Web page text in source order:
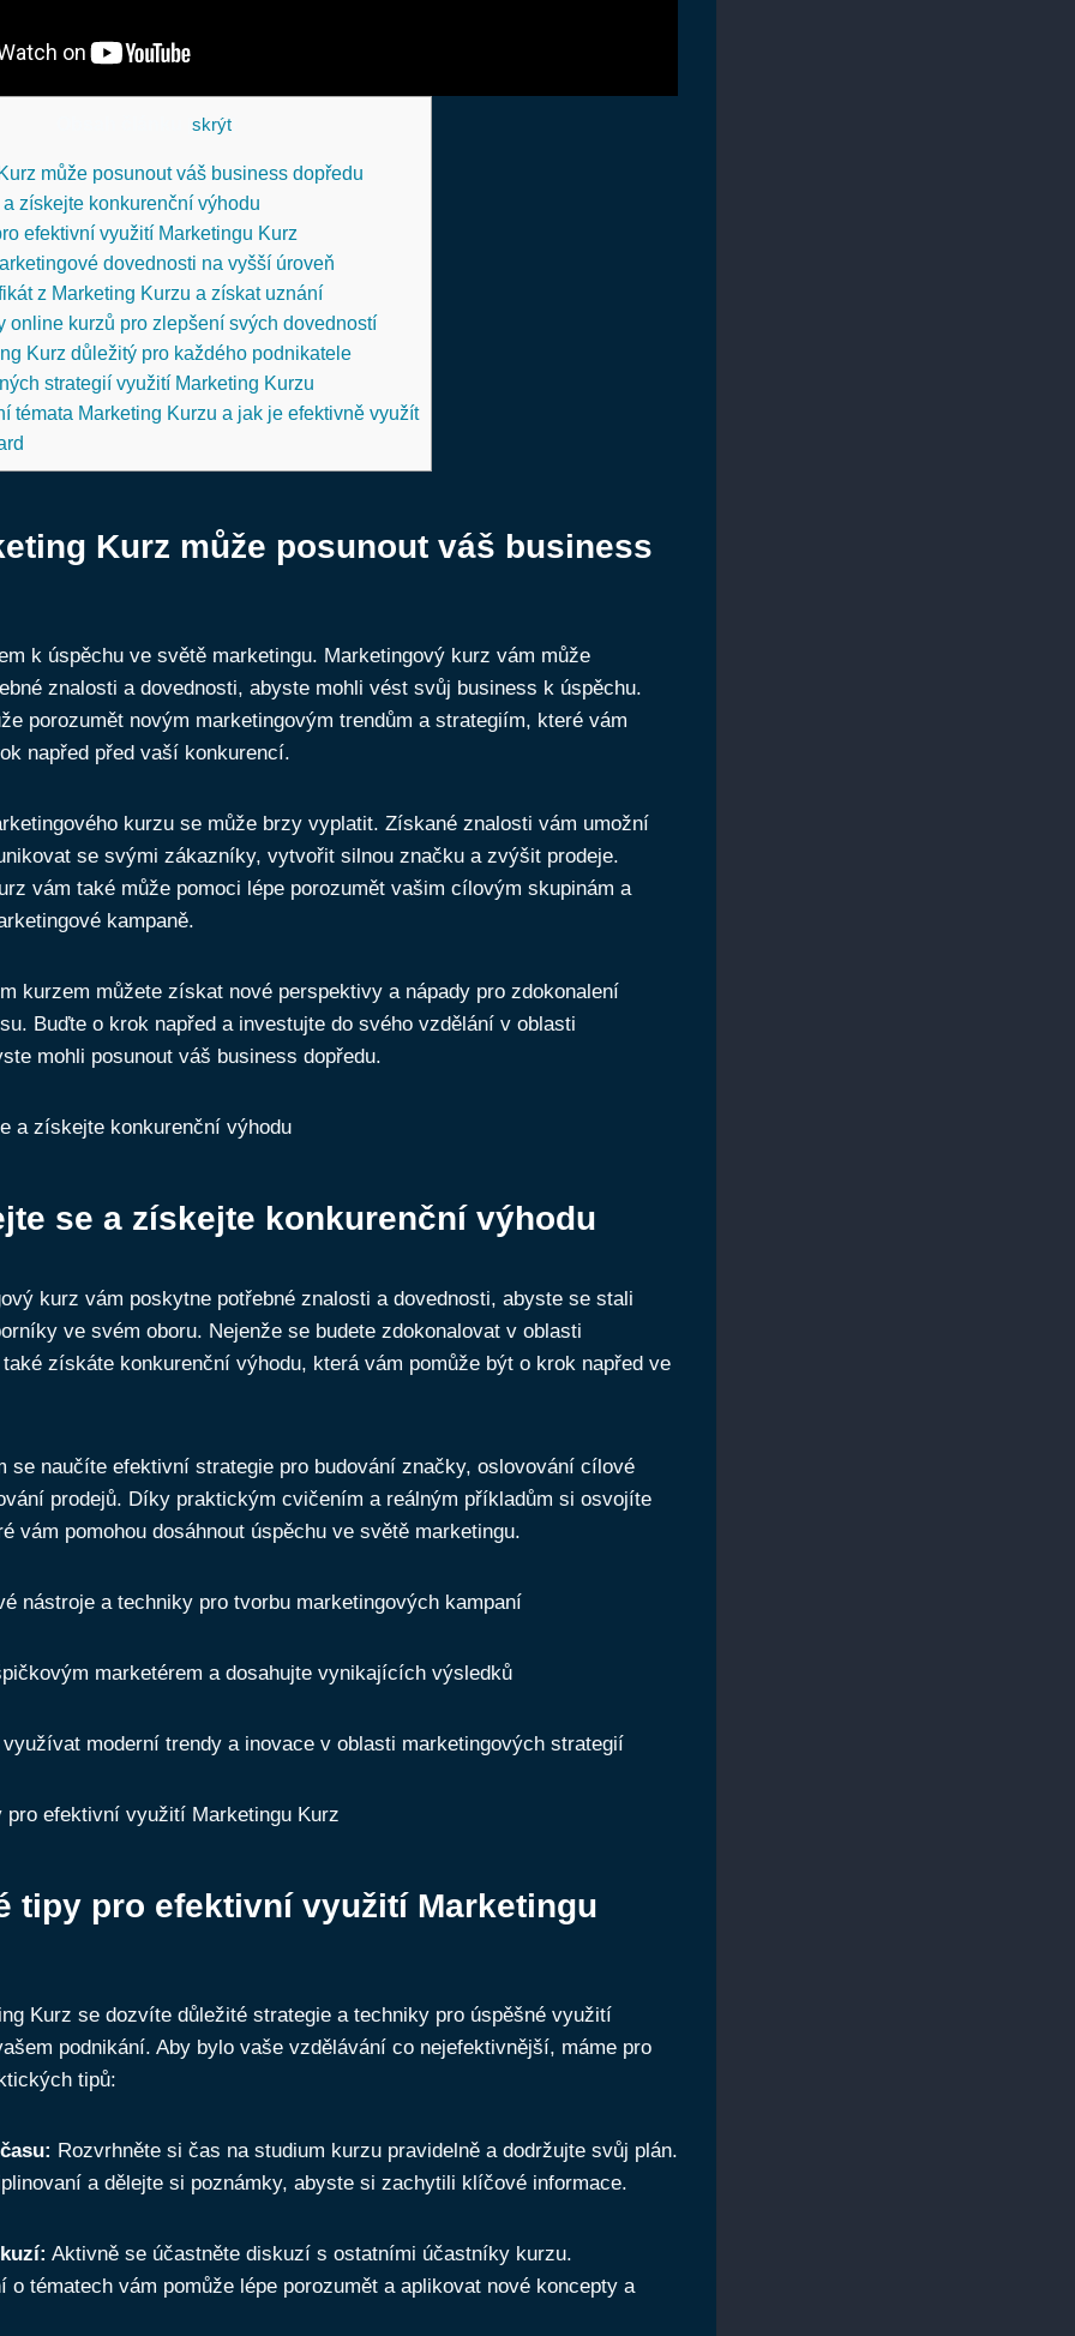
skrýt]
může posunout váš business dopředu
získejte konkurenční výhodu
efektivní využití Marketingu Kurz
dovednosti na vyšší ⁤úroveň
z Marketing Kurzu a‍ získat uznání
online kurzů pro zlepšení svých dovedností
Kurz důležitý pro ⁤každého podnikatele
strategií využití Marketing Kurzu
⁣témata Marketing ⁣Kurzu a ⁢jak je‍ efektivně‍ využít
‌Kurz může posunout váš business
‌k⁢ úspěchu ve světě marketingu. Marketingový kurz vám může
znalosti a dovednosti, abyste mohli vést svůj business k úspěchu.
porozumět novým marketingovým trendům a‌ strategiím, které vám
napřed před vaší konkurencí.
kurzu se může brzy vyplatit. Získané znalosti vám umožní
se svými zákazníky, vytvořit ⁤silnou značku a zvýšit prodeje.
‍vám ​také může pomoci lépe porozumět vašim cílovým skupinám a
kampaně.
kurzem můžete získat nové perspektivy a nápady pro zdokonalení
Buďte‌ o‍ krok napřed ⁢a investujte do svého vzdělání v oblasti
mohli ‍posunout váš business dopředu.
se a získejte konkurenční výhodu
kurz vám poskytne potřebné znalosti a dovednosti, abyste ‍se stali
ve⁣ svém oboru. Nejenže se budete zdokonalovat v oblasti
získáte konkurenční výhodu, která ​vám ⁤pomůže ⁢být o krok napřed ve
se naučíte efektivní strategie ⁣pro budování značky, oslovování cílové
prodejů. Díky praktickým cvičením a reálným příkladům si osvojíte
vám pomohou‌ dosáhnout úspěchu ve světě marketingu.
nástroje a‍ techniky ⁤pro tvorbu ⁣marketingových kampaní
⁢marketérem a dosahujte vynikajících výsledků
moderní trendy a‍ inovace v oblasti marketingových strategií
tipy pro efektivní využití Marketingu
Kurz ⁣se‌ dozvíte důležité ⁢strategie a techniky ​pro⁤ úspěšné využití
‍podnikání. Aby bylo vaše ‍vzdělávání co nejefektivnější, máme pro
tipů:
⁢Rozvrhněte si čas ‌na studium​ kurzu pravidelně a dodržujte‌ svůj plán.
a dělejte si⁣ poznámky,⁤ abyste si zachytili klíčové informace.
Aktivně se účastněte diskuzí s ⁤ostatními účastníky kurzu.
o tématech vám pomůže lépe porozumět a aplikovat nové koncepty a